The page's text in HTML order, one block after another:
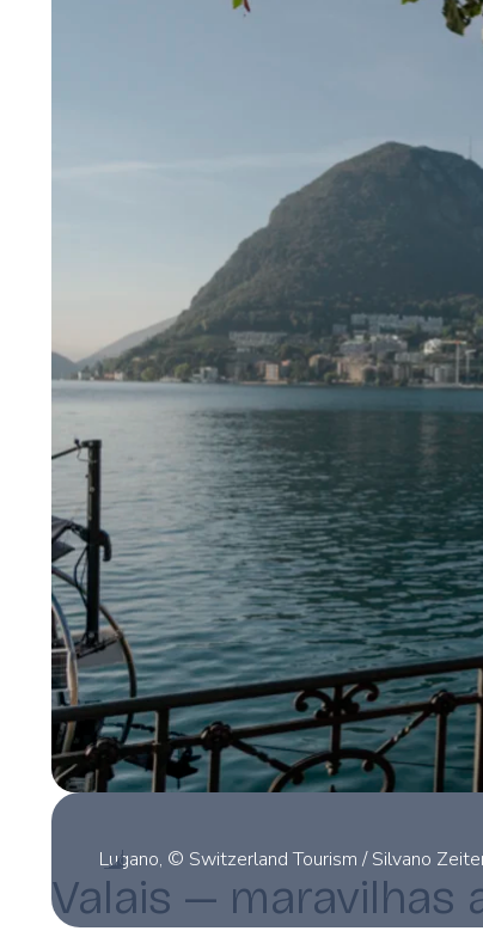
Lugano, © Switzerland Tourism / Silvano
Valais — maravilhas